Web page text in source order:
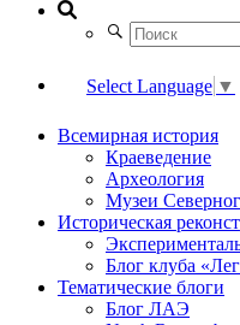
Select Language ▼
Всемирная история
Краеведение
Археология
Музеи
Историческая
Блог клуба
Тематические блоги
Блог ЛАЭ